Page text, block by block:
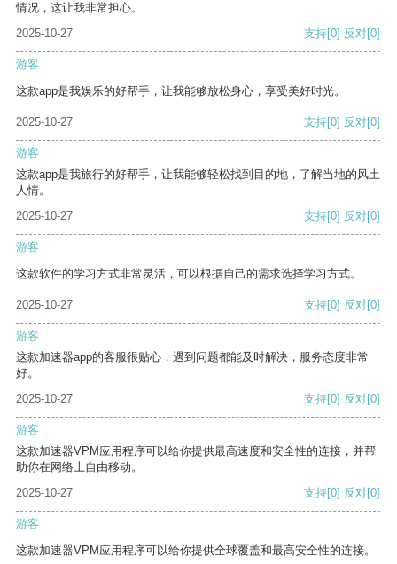
情况，这让我非常担心。
2025-10-27
支持[0] 反对[0]
游客
这款app是我娱乐的好帮手，让我能够放松身心，享受美好时光。
2025-10-27 支持[0] 反对[0]
游客
这款app是我旅行的好帮手，让我能够轻松找到目的地，了解当地的风土
人情。
2025-10-27
支持[0] 反对[0]
游客
这款软件的学习方式非常灵活，可以根据自己的需求选择学习方式。
2025-10-27 支持[0] 反对[0]
游客
这款加速器app的客服很贴心，遇到问题都能及时解决，服务态度非常
好。
2025-10-27
支持[0] 反对[0]
游客
这款加速器VPM应用程序可以给你提供最高速度和安全性的连接，并帮
助你在网络上自由移动。
2025-10-27
支持[0] 反对[0]
游客
这款加速器VPM应用程序可以给你提供全球覆盖和最高安全性的连接。